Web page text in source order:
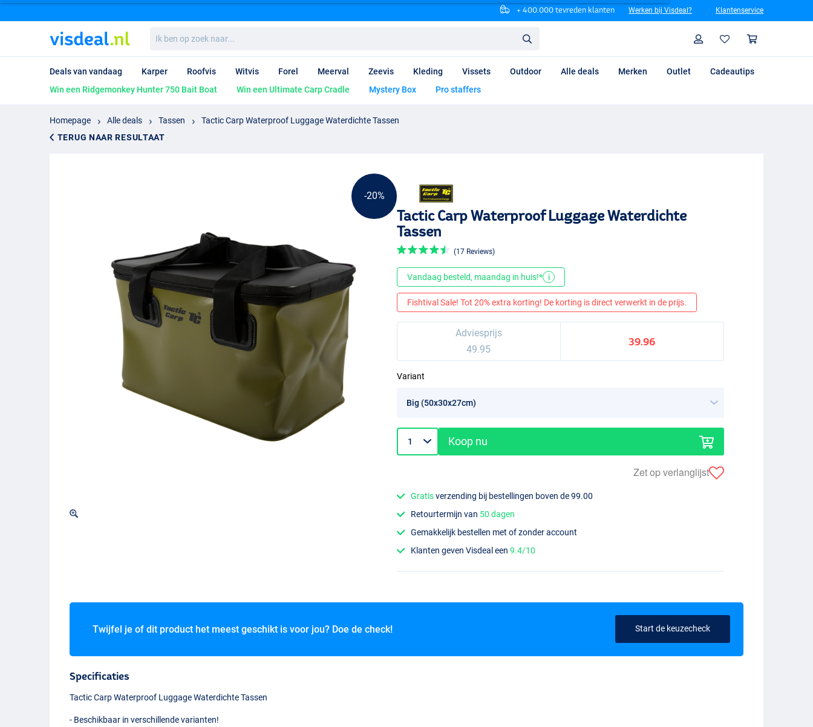
+ 400.000 tevreden klanten Werken bij Visdeal? Klantenservice
ben
op
naar...
Profiel
Deals van vandaag Karper Roofvis Witvis Forel Meerval Zeevis Kleding Vissets Outdoor Alle deals Merken Outlet
Cadeautips
Win een Ridgemonkey Hunter 750 Bait Boat
Win een Ultimate Carp Cradle Mystery Box Pro staffers
Homepage Alle deals Tassen
Tactic Carp Waterproof Luggage Waterdichte Tassen
TERUG NAAR RESULTAAT
-20%
Tactic Carp Waterproof Luggage Waterdichte
Tassen
(17 Reviews)
Vandaag besteld, maandag in huis!* i
Fishtival Sale! Tot 20% extra korting! De korting is direct verwerkt in de prijs.
Adviesprijs
49.95
39.96
Variant
Koop nu
Zet op verlanglijst
Gratisverzending bij bestellingen boven de 99.00
Retourtermijn van 50 dagen
Gemakkelijk bestellen met of zonder account
Klanten geven Visdeal een9.4/10
Twijfel je of dit product het meest geschikt is voor jou? Doe de check! Start de keuzecheck
Specificaties
Tactic Carp Waterproof Luggage Waterdichte Tassen
- Beschikbaar in verschillende varianten!